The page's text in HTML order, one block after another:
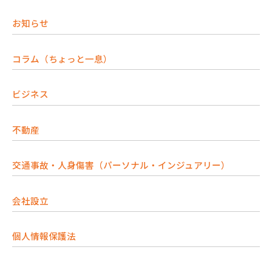
お知らせ
コラム（ちょっと一息）
ビジネス
不動産
交通事故・人身傷害（パーソナル・インジュアリー）
会社設立
個人情報保護法